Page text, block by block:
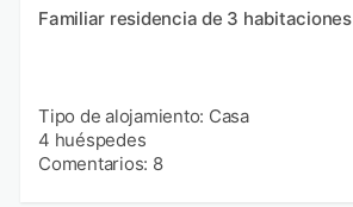
Familiar residencia de 3 habitaciones
Tipo de alojamiento: Casa
4 huéspedes
Comentarios: 8